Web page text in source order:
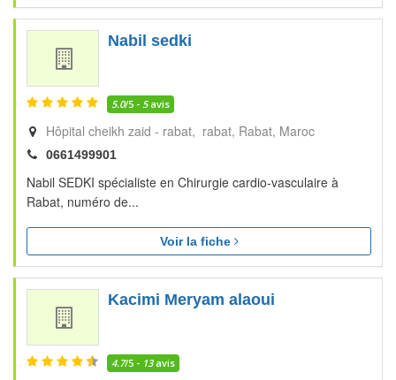
Nabil sedki
5.0/5 - 5avis
Hôpital cheikh zaid - rabat, rabat Rabat Maroc
0661499901
Nabil SEDKI spécialiste en Chirurgie cardio-vasculaire à
Rabat, numéro de...
Voir la fiche
Kacimi Meryam alaoui
4.7/5 - 13avis